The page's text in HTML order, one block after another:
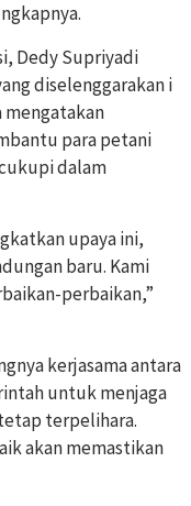
Dedy Supriyadi
diselenggarakan i
mengatakan
para petani
dalam
upaya ini,
baru. Kami
perbaikan,”
kerjasama antara
untuk menjaga
terpelihara.
akan memastikan